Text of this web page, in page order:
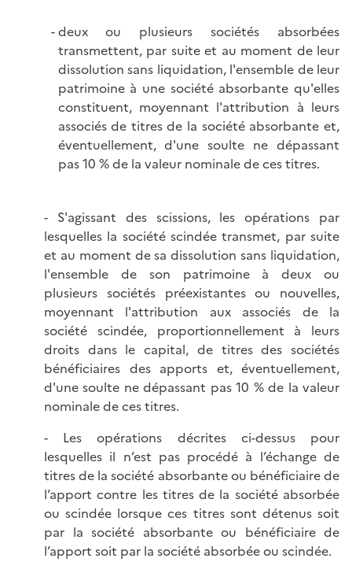
deux ou plusieurs sociétés absorbées
transmettent, par suite et au moment de leur
dissolution sans liquidation, l'ensemble de leur
patrimoine à une société absorbante qu'elles
constituent, moyennant l'attribution à leurs
associés de titres de la société absorbante et,
éventuellement, d'une soulte ne dépassant
pas 10 % de la valeur nominale de ces titres.
- S'agissant des scissions, les opérations par
lesquelles la société scindée transmet, par suite
et au moment de sa dissolution sans liquidation,
l'ensemble de son patrimoine à deux ou
plusieurs sociétés préexistantes ou nouvelles,
moyennant l'attribution aux associés de la
société scindée, proportionnellement à leurs
droits dans le capital, de titres des sociétés
bénéficiaires des apports et, éventuellement,
d'une soulte ne dépassant pas 10 % de la valeur
nominale de ces titres.
- Les opérations décrites ci-dessus pour
lesquelles il n’est pas procédé à l’échange de
titres de la société absorbante ou bénéficiaire de
l’apport contre les titres de la société absorbée
ou scindée lorsque ces titres sont détenus soit
par la société absorbante ou bénéficiaire de
l’apport soit par la société absorbée ou scindée.